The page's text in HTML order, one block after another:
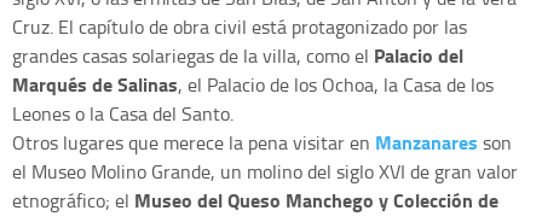
Cruz. El capítulo de obra civil está protagonizado por las
grandes casas solariegas de la villa, como el Palacio del
Marqués de Salinas, el Palacio de los Ochoa, la Casa de los
Leones o la Casa del Santo.
Otros lugares que merece la pena visitar en Manzanares son
el Museo Molino Grande, un molino del siglo XVI de gran valor
etnográfico; el Museo del Queso Manchego y Colección de